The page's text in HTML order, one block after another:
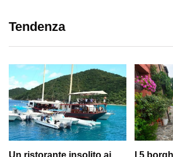
Tendenza
Un ristorante insolito ai
I 5